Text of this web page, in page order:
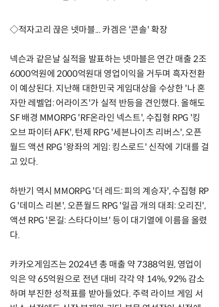
◇적자고리 끊은 넷마블... 카겜은 '콘솔' 확장
넥슨과 같은날 실적을 발표하는 넷마블은 연간 매출 2조
6000억원에 2000억원대 영업이익을 거두며 흑자전환
이 예상된다. 지난해 대한민국 게임대상을 수상한 '나 혼
자만 레벨업: 어라이즈'가 실적 반등을 견인했다. 올해도
SF 배경 MMORPG 'RF온라인 넥스트', 수집형 RPG '킹
오브 파이터 AFK', 턴제 RPG '세븐나이츠 리버스', 오픈
월드 액션 RPG '왕좌의 게임: 킹스로드' 신작에 기대를 걸
고 있다.
하반기 역시 MMORPG '더 레드: 피의 계승자', 수집형 RP
G '데미스 리본', 오픈월드 RPG '일곱 개의 대죄: 오리진',
액션 RPG '몬길: 스타다이브' 등이 대기열에 이름을 올렸
다.
카카오게임즈는 2024년 총 매출 약 7388억원, 영업이
익은 약 65억원으로 전년 대비 각각 약 14%, 92% 감소
하며 부진한 성적표를 받아들었다. 주력 라이브 게임 서